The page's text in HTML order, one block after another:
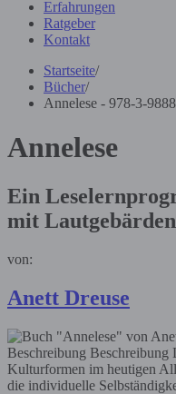
Erfahrungen
Ratgeber
Kontakt
Startseite/
Bücher/
Annelese - 978-3-
Annelese
Ein
mit Lautgebärden
von:
Anett Dreuse
Beschreibung Beschreibung
Kulturformen im heutigen
die individuelle